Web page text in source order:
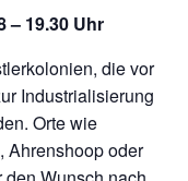
– 19.30 Uhr
die vor
Industrialisierung
Orte wie
Ahrenshoop oder